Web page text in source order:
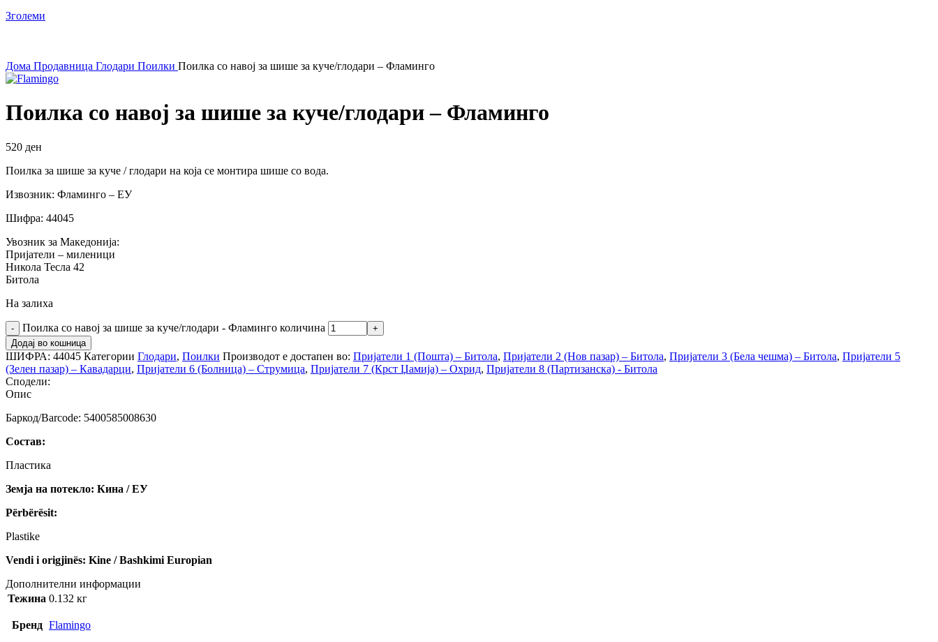
Зголеми
Дома Продавница Глодари Поилки Поилка со навој за шише за куче/глодари – Фламинго
Поилка со навој за шише за куче/глодари – Фламинго
520 ден
Поилка за шише за куче / глодари на која се монтира шише со вода.
Извозник: Фламинго – ЕУ
Шифра: 44045
Увозник за Македонија:
Пријатели – миленици
Никола Тесла 42
Битола
На залиха
Поилка со навој за шише за куче/глодари - Фламинго количина
Додај во кошница
ШИФРА: 44045 Категории Глодари, Поилки Производот е достапен во: Пријатели 1 (Пошта) – Битола, Пријатели 2 (Нов пазар) – Битола, Пријатели 3 (Бела чешма) – Битола, Пријатели 5
(Зелен пазар) – Кавадарци, Пријатели 6 (Болница) – Струмица, Пријатели 7 (Крст Џамија) – Охрид, Пријатели 8 (Партизанска) - Битола
Сподели:
Опис
Баркод/Barcode: 5400585008630
Состав:
Пластика
Земја на потекло: Кина / ЕУ
Përbërësit:
Plastike
Vendi i origjinës: Kine / Bashkimi Europian
Дополнителни информации
Тежина 0.132 кг
Бренд Flamingo